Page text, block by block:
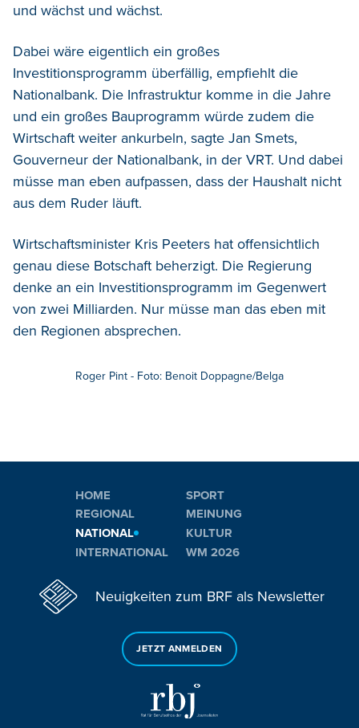
und wächst und wächst.
Dabei wäre eigentlich ein großes
Investitionsprogramm überfällig, empfiehlt die
Nationalbank. Die Infrastruktur komme in die Jahre
und ein großes Bauprogramm würde zudem die
Wirtschaft weiter ankurbeln, sagte Jan Smets,
Gouverneur der Nationalbank, in der VRT. Und dabei
müsse man eben aufpassen, dass der Haushalt nicht
aus dem Ruder läuft.
Wirtschaftsminister Kris Peeters hat offensichtlich
genau diese Botschaft beherzigt. Die Regierung
denke an ein Investitionsprogramm im Gegenwert
von zwei Milliarden. Nur müsse man das eben mit
den Regionen absprechen.
Roger Pint - Foto: Benoit Doppagne/Belga
HOME
REGIONAL
NATIONAL
INTERNATIONAL
SPORT
MEINUNG
KULTUR
WM 2026
Neuigkeiten zum BRF als Newsletter
JETZT ANMELDEN